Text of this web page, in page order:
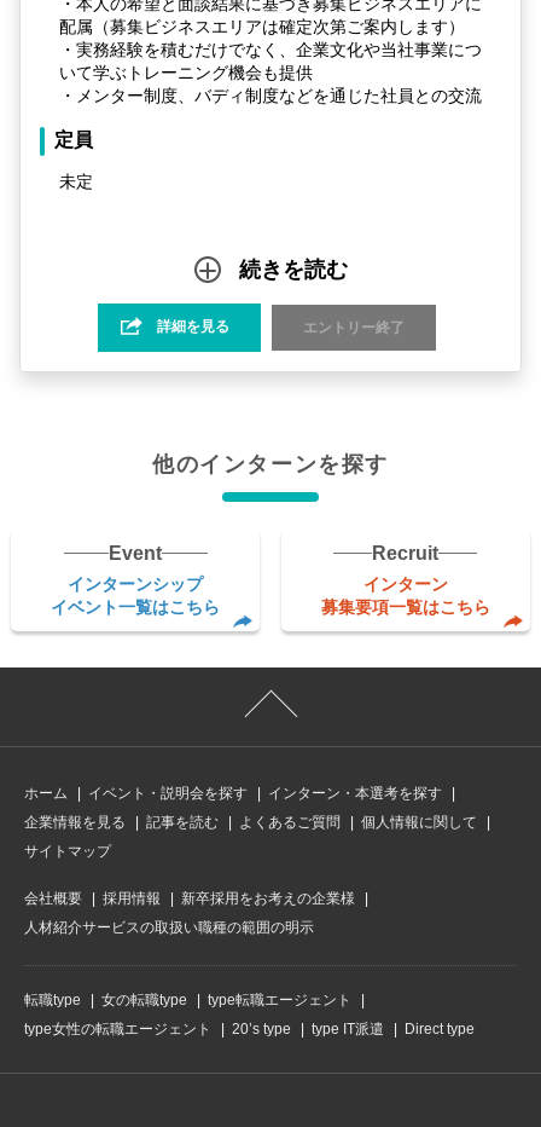
配属（募集ビジネスエリアは確定次第ご案内します）
・実務経験を積むだけでなく、企業文化や当社事業につ
いて学ぶトレーニング機会も提供
・メンター制度、バディ制度などを通じた社員との交流
定員
未定
続きを読む
詳細を見る エントリー終了
他のインターンを探す
Event
インターンシップ
イベント一覧はこちら
Recruit
インターン
募集要項一覧はこちら
ホーム イベント・説明会を探す
インターン・本選考を探す
企業情報を見る
記事を読む よくあるご質問
個人情報に関して
サイトマップ
会社概要 採用情報
新卒採用をお考えの企業様
人材紹介サービスの取扱い職種の範囲の明示
転職type 女の転職type
type転職エージェント
type女性の転職エージェント
20’s type type IT派遣 Direct type